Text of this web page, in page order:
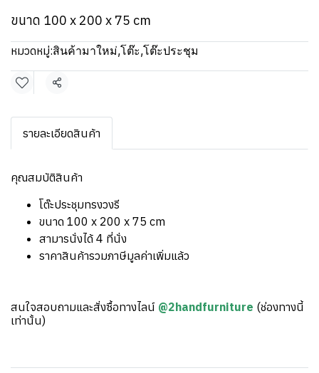
ขนาด 100 x 200 x 75 cm
หมวดหมู่:สินค้ามาใหม่,โต๊ะ,โต๊ะประชุม
แชร์
รายละเอียดสินค้า
คุณสมบัติสินค้า
โต๊ะประชุมทรงวงรี
ขนาด 100 x 200 x 75 cm
สามารนั่งได้ 4 ที่นั่ง
ราคาสินค้ารวมภาษีมูลค่าเพิ่มแล้ว
สนใจสอบถามและสั่งซื้อทางไลน์ @2handfurniture (ช่องทางนี้
เท่านั้น)